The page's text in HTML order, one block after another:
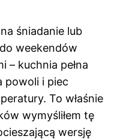
śniadanie lub
weekendów
– kuchnia pełna
powoli i piec
To właśnie
wymyśliłem tę
wersję